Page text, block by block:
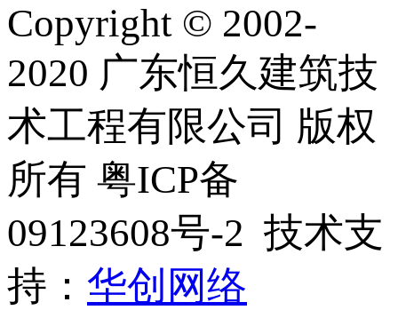
Copyright © 2002-
2020 广东恒久建筑技
术工程有限公司 版权
所有 粤ICP备
09123608号-2 技术支
持： 华创网络